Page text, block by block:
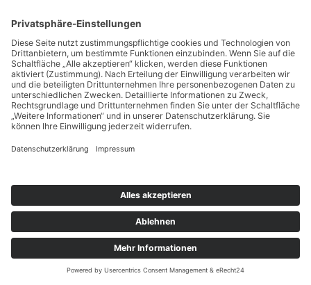
Suchen
nach:
Copyright © 2026 BankingGuide GmbH |Impressum